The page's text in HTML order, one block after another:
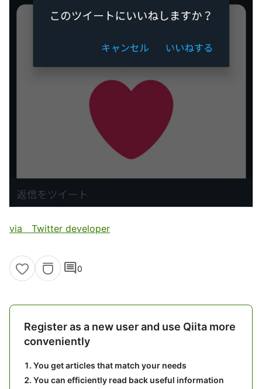
via Twitter developer
comment0
Register as a new user and use Qiita more
conveniently
You get articles that match your needs
You can efficiently read back useful information